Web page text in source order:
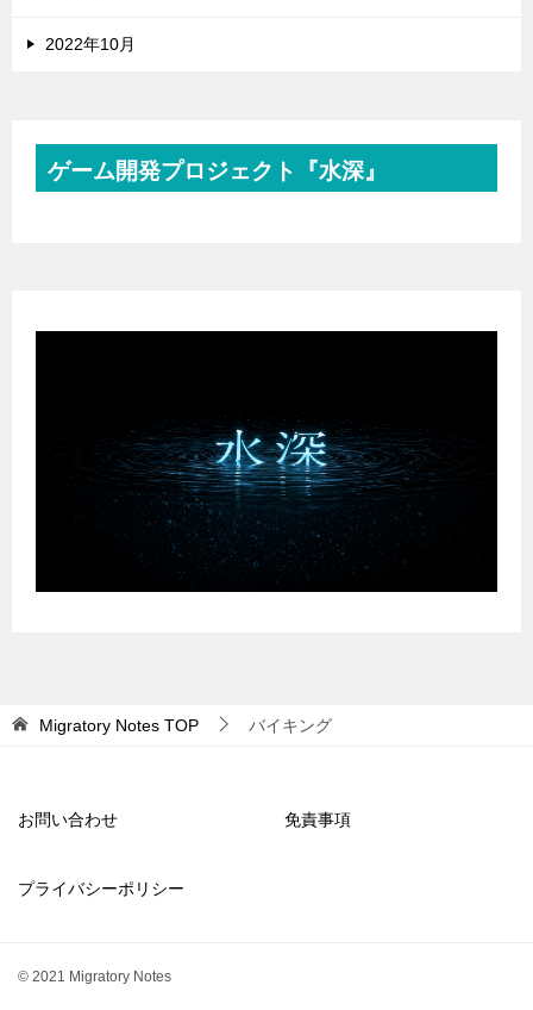
2022年10月
ゲーム開発プロジェクト『水深』
Migratory Notes TOP バイキング
お問い合わせ 免責事項
プライバシーポリシー
© 2021 Migratory Notes